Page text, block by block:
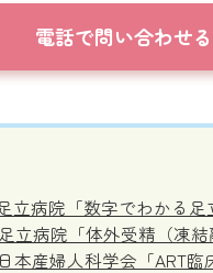
電話で問い合わせる
立病院「数字でわかる
立病院「体外受精（凍
本産婦人科学会「ART